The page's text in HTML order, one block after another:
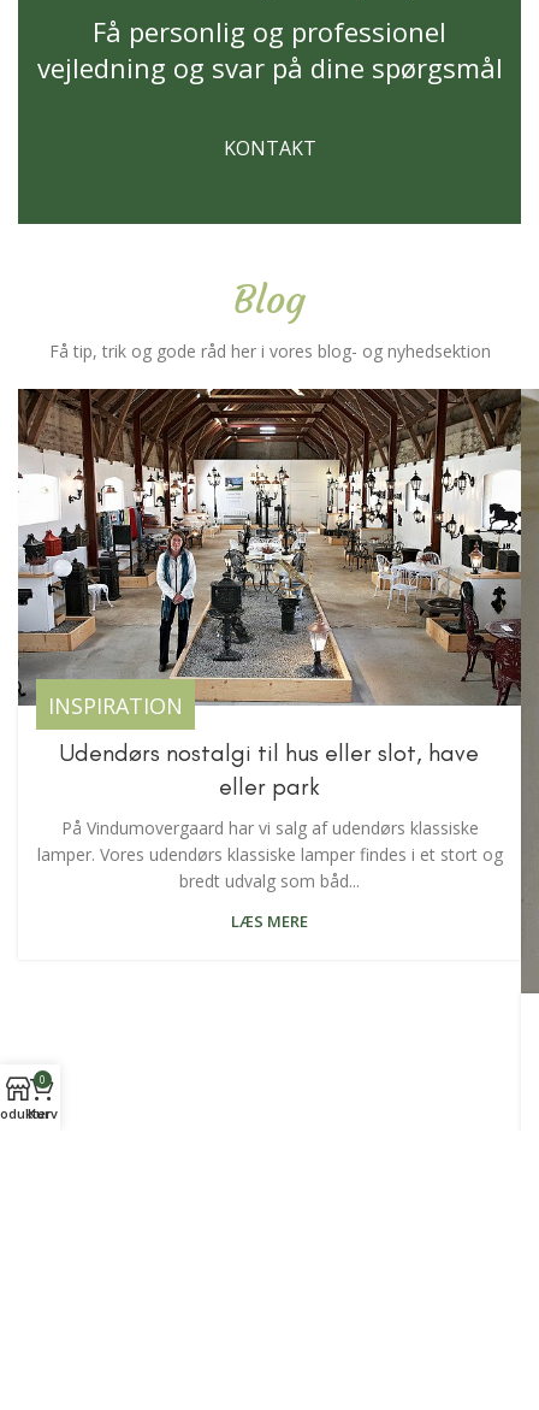
Få personlig og professionel
vejledning og svar på dine spørgsmål
KONTAKT
Blog
Få tip, trik og gode råd her i vores blog- og nyhedsektion
INSPIRATION
Udendørs nostalgi til hus eller slot, have
eller park
På Vindumovergaard har vi salg af udendørs klassiske
lamper. Vores udendørs klassiske lamper findes i et stort og
bredt udvalg som båd...
LÆS MERE
0
Kurv